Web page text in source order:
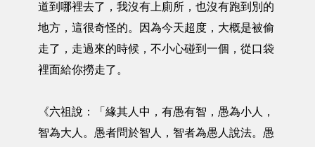
道到哪裡去了，我沒有上廁所，也沒有跑到別的
地方，這很奇怪的。因為今天超度，大概是被偷
走了，走過來的時候，不小心碰到一個，從口袋
裡面給你撈走了。
《六祖說：「緣其人中，有愚有智，愚為小人，
智為大人。愚者問於智人，智者為愚人說法。愚